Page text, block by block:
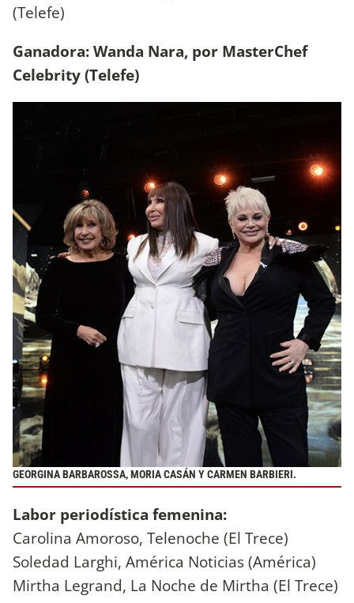
(Telefe)
Ganadora: Wanda Nara, por MasterChef
Celebrity (Telefe)
GEORGINA BARBAROSSA, MORIA CASÁN Y CARMEN BARBIERI.
Labor periodística femenina:
Carolina Amoroso, Telenoche (El Trece)
Soledad Larghi, América Noticias (América)
Mirtha Legrand, La Noche de Mirtha (El Trece)